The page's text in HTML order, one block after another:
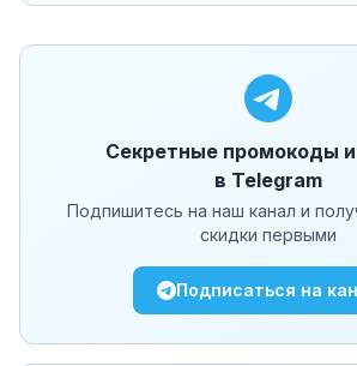
Секретные промокоды
в Telegram
Подпишитесь на наш канал и
скидки первыми
Подписаться на